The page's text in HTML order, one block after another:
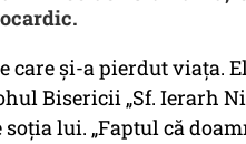
și-a pierdut viața.
Bisericii „Sf. Ierarh
lui. „Faptul că